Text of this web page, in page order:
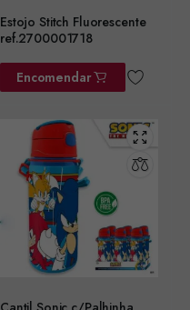
Estojo Stitch Fluorescente
ref.2700001718
Encomendar